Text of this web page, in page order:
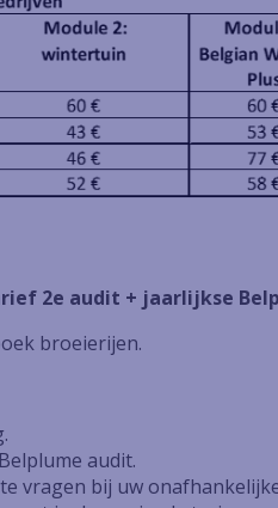
2e audit + jaarlijkse
broeierijen.
audit.
vragen bij uw